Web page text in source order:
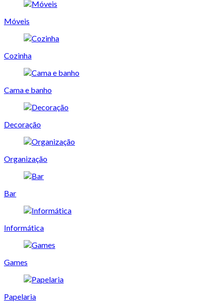
Móveis
Cozinha
Cama e banho
Decoração
Organização
Bar
Informática
Games
Papelaria